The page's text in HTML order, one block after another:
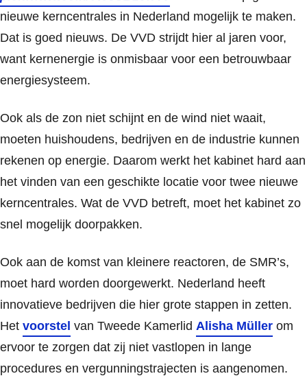
nieuwe kerncentrales in Nederland mogelijk te maken.
Dat is goed nieuws. De VVD strijdt hier al jaren voor,
want kernenergie is onmisbaar voor een betrouwbaar
energiesysteem.
Ook als de zon niet schijnt en de wind niet waait,
moeten huishoudens, bedrijven en de industrie kunnen
rekenen op energie. Daarom werkt het kabinet hard aan
het vinden van een geschikte locatie voor twee nieuwe
kerncentrales. Wat de VVD betreft, moet het kabinet zo
snel mogelijk doorpakken.
Ook aan de komst van kleinere reactoren, de SMR’s,
moet hard worden doorgewerkt. Nederland heeft
innovatieve bedrijven die hier grote stappen in zetten.
Het voorstel van Tweede Kamerlid Alisha Müller om
ervoor te zorgen dat zij niet vastlopen in lange
procedures en vergunningstrajecten is aangenomen.